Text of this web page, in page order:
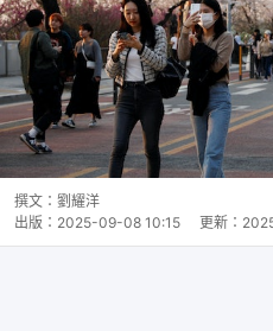
撰文： 劉耀洋
出版： 2025-09-08 10:15 更新：